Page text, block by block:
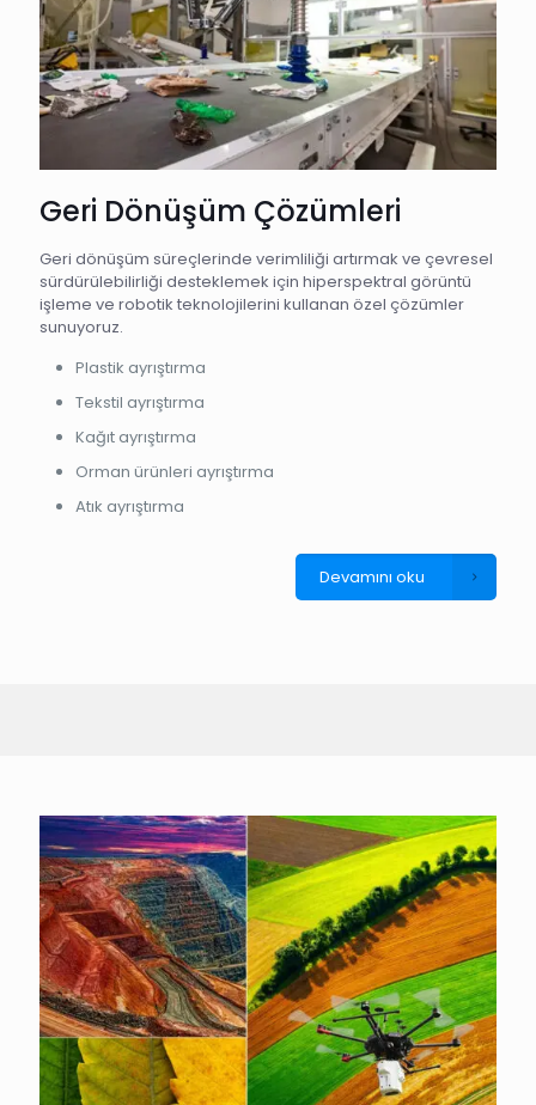
Geri Dönüşüm Çözümleri
Geri dönüşüm süreçlerinde verimliliği artırmak ve çevresel
sürdürülebilirliği desteklemek için hiperspektral görüntü
işleme ve robotik teknolojilerini kullanan özel çözümler
sunuyoruz.
Plastik ayrıştırma
Tekstil ayrıştırma
Kağıt ayrıştırma
Orman ürünleri ayrıştırma
Atık ayrıştırma
Devamını oku